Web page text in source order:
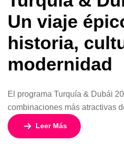
Un viaje
historia,
modernidad
El programa Turquía & Dubái
combinaciones más atractivas
viajeros que buscan vivir dos
distintos en una sola aventura.
Leer Más